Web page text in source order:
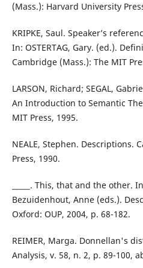
(Mass.): Harvard University
KRIPKE, Saul. Speaker’s
In: OSTERTAG, Gary. (ed.).
Cambridge (Mass.): The MIT
LARSON, Richard; SEGAL,
An Introduction to Semantic
MIT Press, 1995.
NEALE, Stephen. Descriptions.
Press, 1990.
_____. This, that and the other.
Bezuidenhout, Anne (eds.).
Oxford: OUP, 2004, p. 68-182.
REIMER, Marga. Donnellan's
Analysis, v. 58, n. 2, p. 89-100,